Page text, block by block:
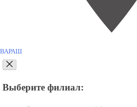
ВАРАШ
Выберите филиал: